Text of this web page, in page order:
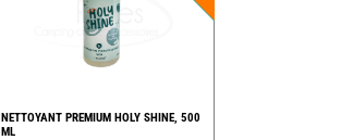
NETTOYANT PREMIUM HOLY SHINE, 500
ML